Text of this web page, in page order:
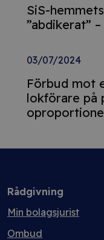
SiS-
”abdikerat”
03/07/2024
Förbud mot
lokförare på
Rådgivning
Min bolagsjurist
Ombud